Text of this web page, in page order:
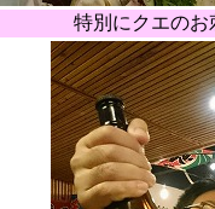
特別にクエのお